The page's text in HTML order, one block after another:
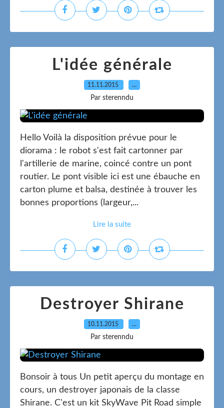
L'idée générale
11.11.2015 …
Par sterenndu
Hello Voilà la disposition prévue pour le
diorama : le robot s'est fait cartonner par
l'artillerie de marine, coincé contre un pont
routier. Le pont visible ici est une ébauche en
carton plume et balsa, destinée à trouver les
bonnes proportions (largeur,...
Lire la suite
Destroyer Shirane
10.11.2015 …
Par sterenndu
Bonsoir à tous Un petit aperçu du montage en
cours, un destroyer japonais de la classe
Shirane. C'est un kit SkyWave Pit Road simple